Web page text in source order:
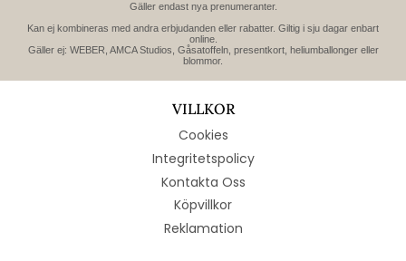
Gäller endast nya prenumeranter.
Kan ej kombineras med andra erbjudanden eller rabatter. Giltig i sju dagar enbart
online.
Gäller ej: WEBER, AMCA Studios, Gåsatoffeln, presentkort, heliumballonger eller
blommor.
VILLKOR
Cookies
Integritetspolicy
Kontakta Oss
Köpvillkor
Reklamation